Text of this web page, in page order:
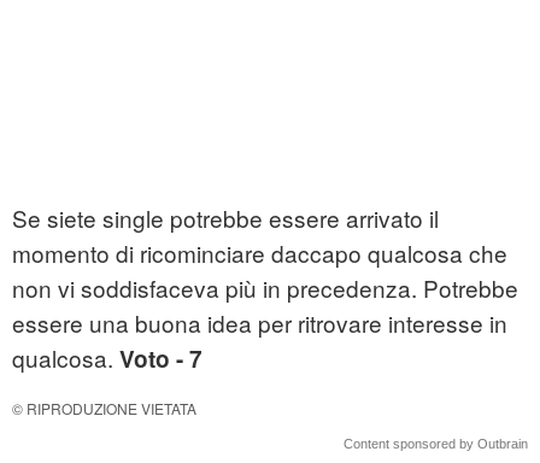
Se siete single potrebbe essere arrivato il
momento di ricominciare daccapo qualcosa che
non vi soddisfaceva più in precedenza. Potrebbe
essere una buona idea per ritrovare interesse in
qualcosa. Voto - 7
© RIPRODUZIONE VIETATA
Content sponsored by Outbrain